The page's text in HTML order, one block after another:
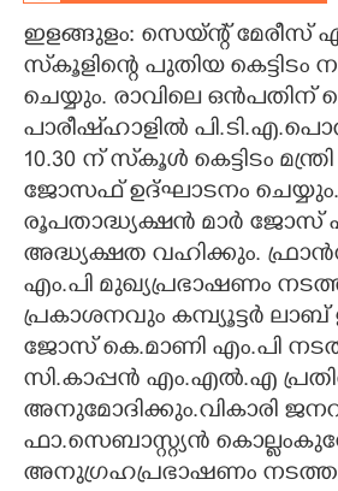
CARTOONS
LITERATURE
ZOOM
CONTACT US
ഇളങ്ങുളം: സെയ്ന്റ് മേരീസ്
സ്‌കൂളിന്റെ പുതിയ കെട്ടിടം
ചെയ്യും. രാവിലെ ഒൻപതിന്
പാരീഷ്ഹാളിൽ
10.30 ന് സ്‌കൂൾ കെട്ടിടം
ജോസഫ് ഉദ്ഘാടനം ചെയ്യും.
രൂപതാദ്ധ്യക്ഷൻ മാർ ജോസ്
അദ്ധ്യക്ഷത വഹിക്കും.
എം.പി മുഖ്യപ്രഭാഷണം
പ്രകാശനവും കമ്പ്യൂട്ടർ
ജോസ് കെ.മാണി എം.പി
സി.കാപ്പൻ എം.എൽ.എ
അനുമോദിക്കും.വികാരി
ഫാ.സെബാസ്റ്റ്യൻ
അനുഗ്രഹപ്രഭാഷണം